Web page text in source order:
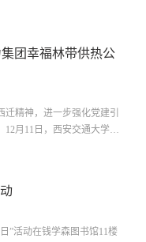
大学励志书院总支部委员
励志书院党总支党建工作专
团幸福林带供热公
精神，进一步强化党建引
月11日，西安交通大学后
对现代化供热保障技术有
供热公司会议室召开支部
”活动在钱学森图书馆11楼